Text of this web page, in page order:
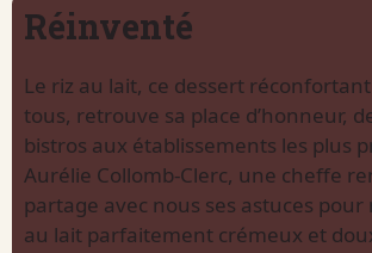
Réinventé
Le riz au lait, ce dessert
tous, retrouve sa place d’honneur,
bistros aux établissements les plus
Aurélie Collomb-Clerc, une cheffe
partage avec nous ses astuces pour
au lait parfaitement crémeux et